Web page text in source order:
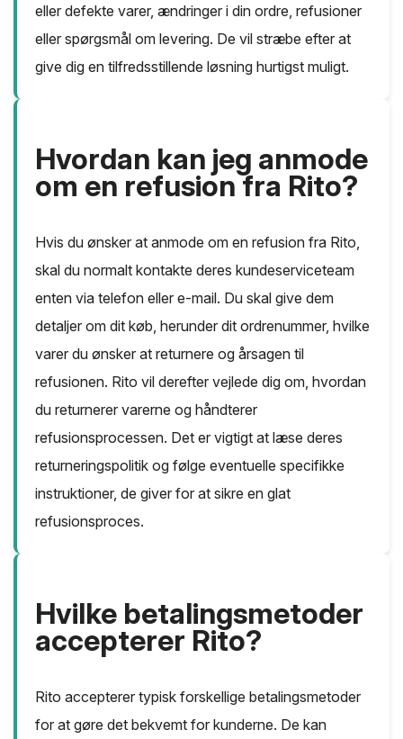
eller defekte varer, ændringer i din ordre, refusioner
eller spørgsmål om levering. De vil stræbe efter at
give dig en tilfredsstillende løsning hurtigst muligt.
Hvordan kan jeg anmode
om en refusion fra Rito?
Hvis du ønsker at anmode om en refusion fra Rito,
skal du normalt kontakte deres kundeserviceteam
enten via telefon eller e-mail. Du skal give dem
detaljer om dit køb, herunder dit ordrenummer, hvilke
varer du ønsker at returnere og årsagen til
refusionen. Rito vil derefter vejlede dig om, hvordan
du returnerer varerne og håndterer
refusionsprocessen. Det er vigtigt at læse deres
returneringspolitik og følge eventuelle specifikke
instruktioner, de giver for at sikre en glat
refusionsproces.
Hvilke betalingsmetoder
accepterer Rito?
Rito accepterer typisk forskellige betalingsmetoder
for at gøre det bekvemt for kunderne. De kan